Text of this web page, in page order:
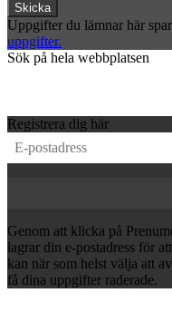
Skicka
Uppgifter du lämnar här
uppgifter.
Sök på hela webbplatsen
Registrera dig här
Genom att klicka på
lagrar din e-postadress för
kan när som helst välja att
få dina uppgifter raderade.